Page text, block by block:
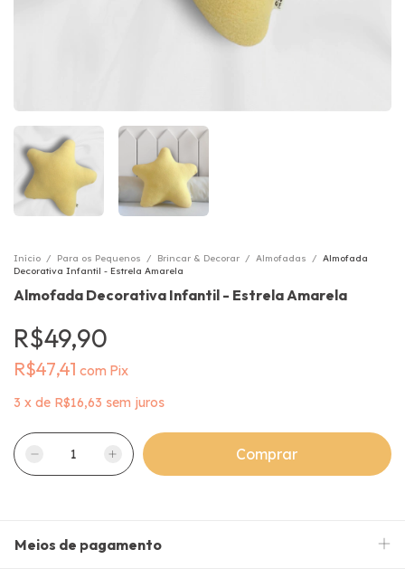
Início / Para os Pequenos / Brincar & Decorar / Almofadas / Almofada
Decorativa Infantil - Estrela Amarela
Almofada Decorativa Infantil - Estrela Amarela
R$49,90
R$47,41 com Pix
3 x de R$16,63 sem juros
Meios de pagamento